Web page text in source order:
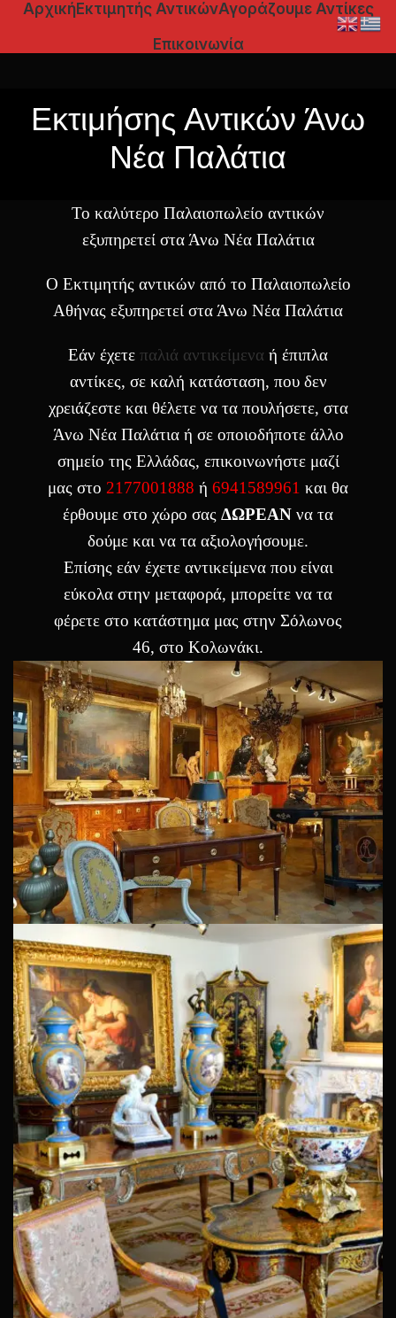
ΑρχικήΕκτιμητής ΑντικώνΑγοράζουμε Αντίκες
Επικοινωνία
Εκτιμήσης Αντικών Άνω
Νέα Παλάτια
Το καλύτερο Παλαιοπωλείο αντικών
εξυπηρετεί στα Άνω Νέα Παλάτια
Ο Εκτιμητής αντικών από το Παλαιοπωλείο
Αθήνας εξυπηρετεί στα Άνω Νέα Παλάτια
Εάν έχετε παλιά αντικείμενα ή έπιπλα
αντίκες, σε καλή κατάσταση, που δεν
χρειάζεστε και θέλετε να τα πουλήσετε, στα
Άνω Νέα Παλάτια ή σε οποιοδήποτε άλλο
σημείο της Ελλάδας, επικοινωνήστε μαζί
μας στο 2177001888 ή 6941589961 και θα
έρθουμε στο χώρο σας ΔΩΡΕΑΝ να τα
δούμε και να τα αξιολογήσουμε.
Επίσης εάν έχετε αντικείμενα που είναι
εύκολα στην μεταφορά, μπορείτε να τα
φέρετε στο κατάστημα μας στην Σόλωνος
46, στο Κολωνάκι.